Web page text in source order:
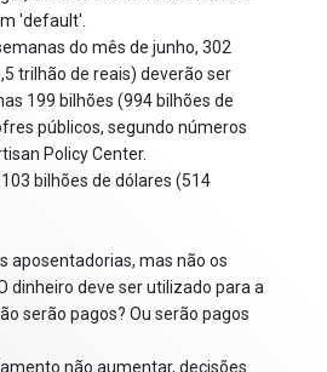
'default'.
do mês de junho, 302
trilhão de reais) deverão ser
199 bilhões (994 bilhões de
públicos, segundo números
Policy Center.
bilhões de dólares (514
aposentadorias, mas não os
dinheiro deve ser utilizado para a
serão pagos? Ou serão pagos
não aumentar, decisões